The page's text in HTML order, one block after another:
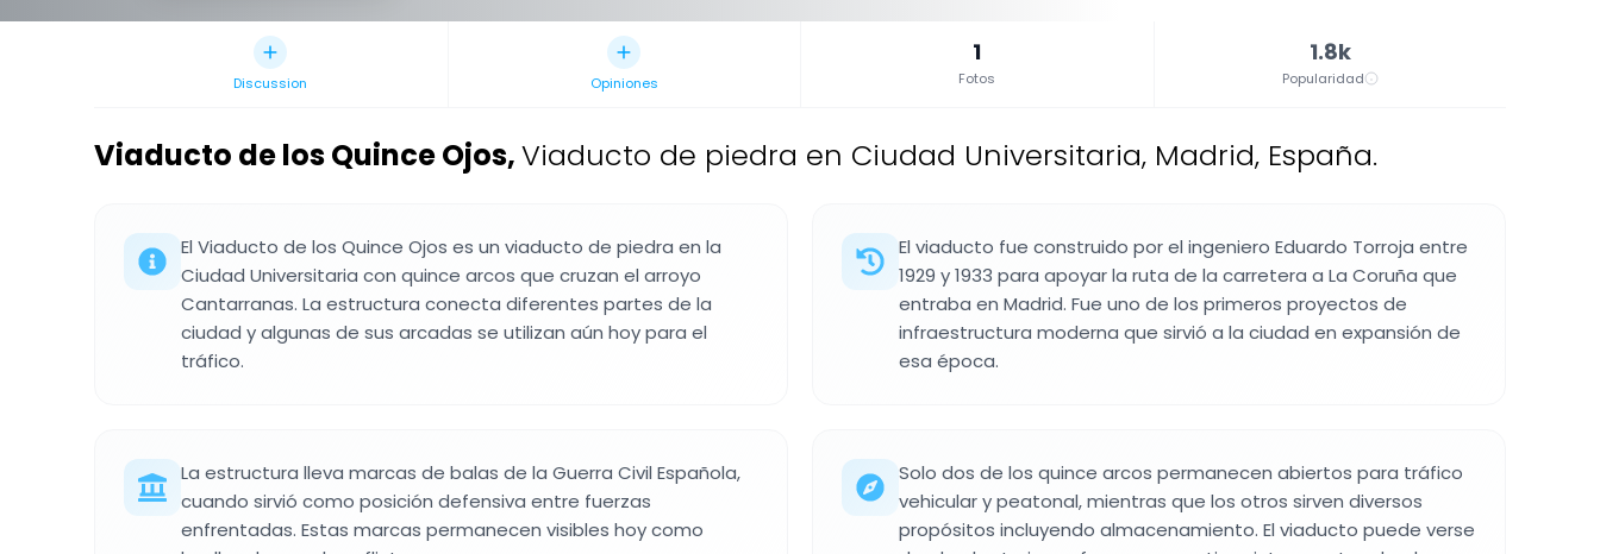
Discussion Opiniones
1
Fotos
1.8k
Popularidad
Viaducto de los Quince Ojos,Viaducto de piedra en Ciudad Universitaria, Madrid, España.
El Viaducto de los Quince Ojos es un viaducto de piedra en la
Ciudad Universitaria con quince arcos que cruzan el arroyo
Cantarranas. La estructura conecta diferentes partes de la
ciudad y algunas de sus arcadas se utilizan aún hoy para el
tráfico.
El viaducto fue construido por el ingeniero Eduardo Torroja entre
1929 y 1933 para apoyar la ruta de la carretera a La Coruña que
entraba en Madrid. Fue uno de los primeros proyectos de
infraestructura moderna que sirvió a la ciudad en expansión de
esa época.
La estructura lleva marcas de balas de la Guerra Civil Española,
cuando sirvió como posición defensiva entre fuerzas
enfrentadas. Estas marcas permanecen visibles hoy como
Solo dos de los quince arcos permanecen abiertos para tráfico
vehicular y peatonal, mientras que los otros sirven diversos
propósitos incluyendo almacenamiento. El viaducto puede verse